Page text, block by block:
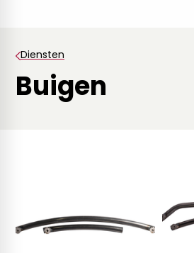
Diensten
Buigen